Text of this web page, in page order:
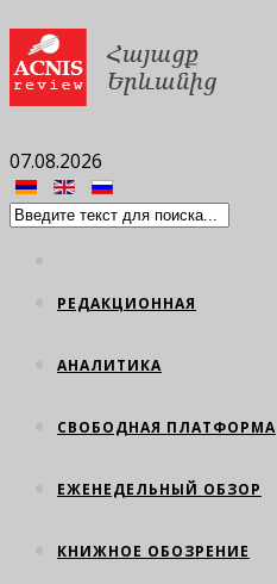
07.08.2026
РЕДАКЦИОННАЯ
АНАЛИТИКА
СВОБОДНАЯ ПЛАТФОРМА
ЕЖЕНЕДЕЛЬНЫЙ ОБЗОР
КНИЖНОЕ ОБОЗРЕНИЕ